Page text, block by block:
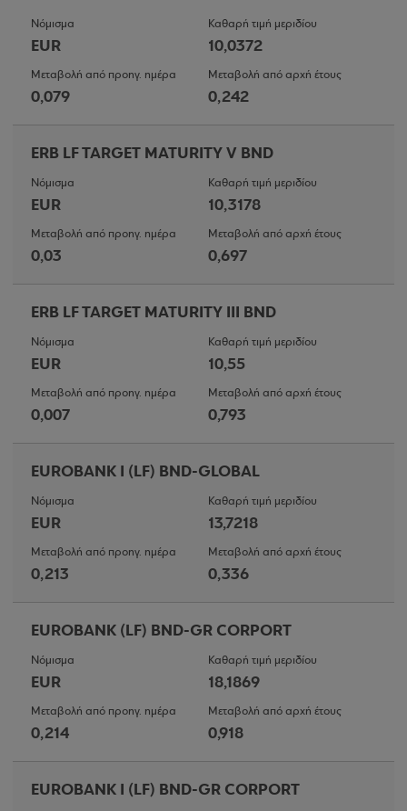
Νόμισμα
EUR
Καθαρή τιμή μεριδίου
10,0372
Μεταβολή από προηγ. ημέρα
0,079
Μεταβολή από αρχή έτους
0,242
ERB LF TARGET MATURITY V BND
Νόμισμα
EUR
Καθαρή τιμή μεριδίου
10,3178
Μεταβολή από προηγ. ημέρα
0,03
Μεταβολή από αρχή έτους
0,697
ERB LF TARGET MATURITY III BND
Νόμισμα
EUR
Καθαρή τιμή μεριδίου
10,55
Μεταβολή από προηγ. ημέρα
0,007
Μεταβολή από αρχή έτους
0,793
EUROBANK I (LF) BND-GLOBAL
Νόμισμα
EUR
Καθαρή τιμή μεριδίου
13,7218
Μεταβολή από προηγ. ημέρα
0,213
Μεταβολή από αρχή έτους
0,336
EUROBANK (LF) BND-GR CORPORT
Νόμισμα
EUR
Καθαρή τιμή μεριδίου
18,1869
Μεταβολή από προηγ. ημέρα
0,214
Μεταβολή από αρχή έτους
0,918
EUROBANK I (LF) BND-GR CORPORT